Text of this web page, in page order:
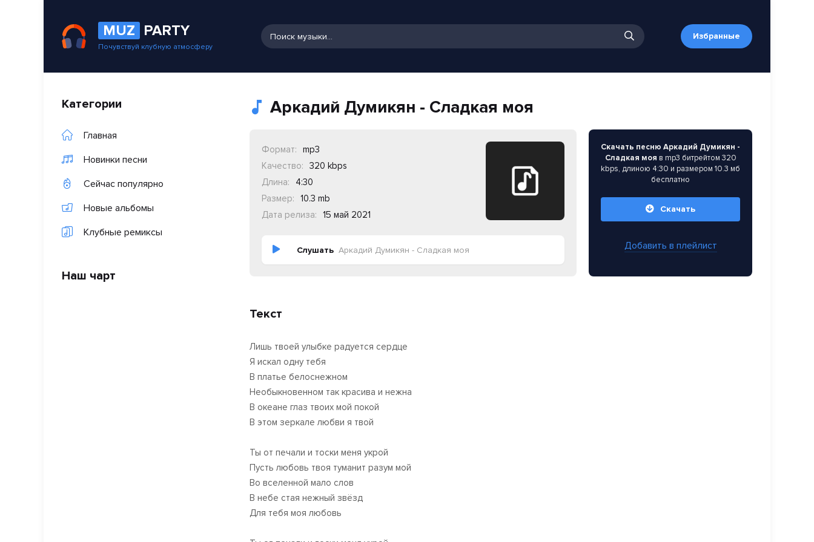
MUZ PARTY
Почувствуй клубную атмосферу
Избранные
Категории
Главная
Новинки песни
Сейчас популярно
Новые альбомы
Клубные ремиксы
Наш чарт
Аркадий Думикян - Сладкая моя
Формат:
mp3
Качество:
320 kbps
Длина:
4:30
Размер:
10.3 mb
Дата релиза:
15 май 2021
Слушать Аркадий Думикян - Сладкая моя
Скачать песню Аркадий Думикян -
Сладкая моя в mp3 битрейтом 320
kbps, длиною 4:30 и размером 10.3 мб
бесплатно
Скачать
Добавить в плейлист
Текст
Лишь твоей улыбке радуется сердце
Я искал одну тебя
В платье белоснежном
Необыкновенном так красива и нежна
В океане глаз твоих мой покой
В этом зеркале любви я твой
Ты от печали и тоски меня укрой
Пусть любовь твоя туманит разум мой
Во вселенной мало слов
В небе стая нежный звёзд
Для тебя моя любовь